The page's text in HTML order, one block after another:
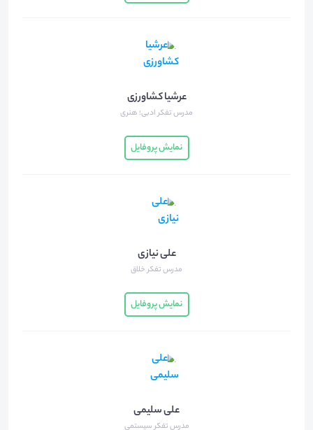
عرشیا کشاورزی
مدرس تفکر ادبی؛ هنری
نمایش پروفایل
علی نیازی
مدرس تفکر خلاق
نمایش پروفایل
علی سلیمی
مدرس تفکر سیستمی